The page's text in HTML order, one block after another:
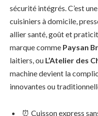
sécurité intégrés. C’est
cuisiniers à domicile,
allier santé, goût et
marque comme Paysan
laitiers, ou L’Atelier des
machine devient la
innovantes ou
⏰ Cuisson express